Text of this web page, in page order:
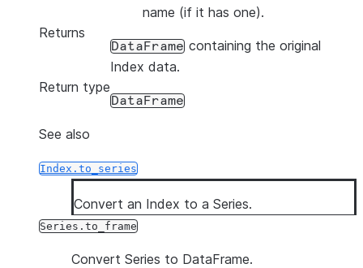
name (if it has one).
Returns
DataFrame containing the original
Index data.
Return type
DataFrame
See also
Index.to_series
Convert an Index to a Series.
Series.to_frame
Convert Series to DataFrame.